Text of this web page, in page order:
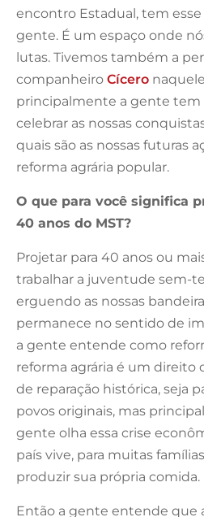
encontro Estadual, tem
gente. É um espaço onde
lutas. Tivemos também a
companheiro Cícero
principalmente a gente tem
celebrar as nossas
quais são as nossas futuras
reforma agrária popular.
O que para você significa
40 anos do MST?
Projetar para 40 anos ou
trabalhar a juventude sem-
erguendo as nossas
permanece no sentido de
a gente entende como
reforma agrária é um direito
de reparação histórica, seja
povos originais, mas
gente olha essa crise
país vive, para muitas
produzir sua própria comida.
Então a gente entende que